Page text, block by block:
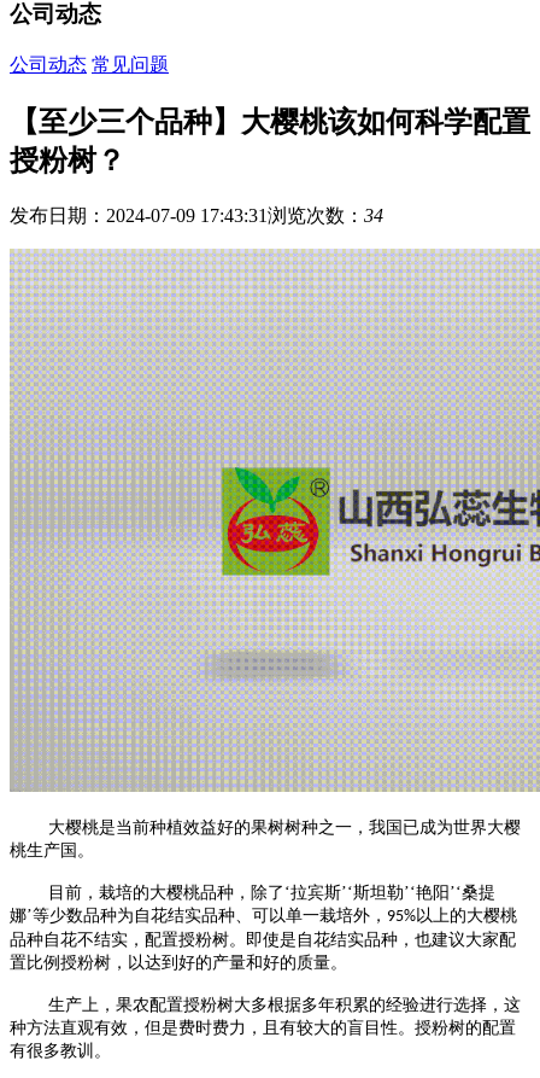
公司动态
公司动态 常见问题
【至少三个品种】大樱桃该如何科学配置
授粉树？
发布日期：2024-07-09 17:43:31浏览次数： 34
大樱桃是当前种植效益好的果树树种之一，我国已成为世界大樱
桃生产国。
目前，栽培的大樱桃品种，除了 ‘拉宾斯’‘斯坦勒’‘艳阳’‘桑提
娜’等少数品种为自花结实品种、可以单一栽培外， 95%以上的大樱桃
品种自花不结实，配置授粉树。即使是自花结实品种，也建议大家配
置比例授粉树，以达到好的产量和好的质量。
生产上，果农配置授粉树大多根据多年积累的经验进行选择，这
种方法直观有效，但是费时费力，且有较大的盲目性。授粉树的配置
有很多教训。